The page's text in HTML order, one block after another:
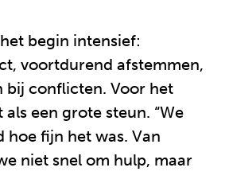
begin intensief:
voortdurend afstemmen,
bij conflicten. Voor het
een grote steun. “We
hoe fijn het was. Van
niet snel om hulp, maar